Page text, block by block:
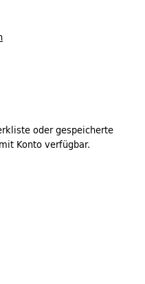
oder gespeicherte
Konto verfügbar.